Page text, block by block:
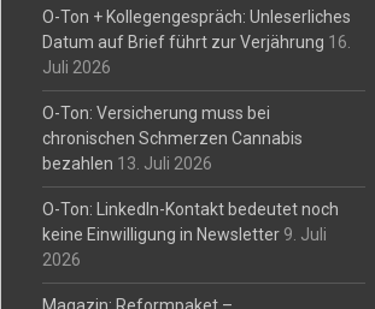
O-Ton + Kollegengespräch: Unleserliches
Datum auf Brief führt zur Verjährung 16.
Juli 2026
O-Ton: Versicherung muss bei
chronischen Schmerzen Cannabis
bezahlen 13. Juli 2026
O-Ton: LinkedIn-Kontakt bedeutet noch
keine Einwilligung in Newsletter 9. Juli
2026